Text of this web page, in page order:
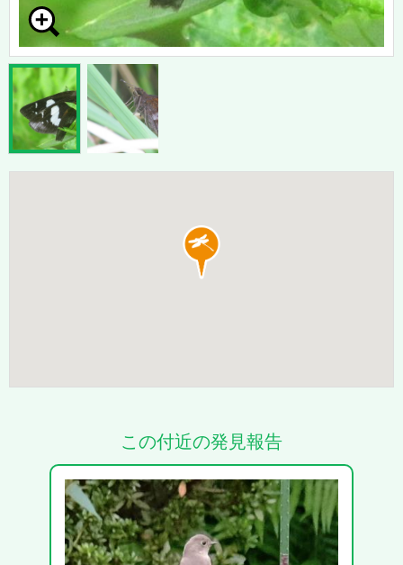
この付近の発見報告